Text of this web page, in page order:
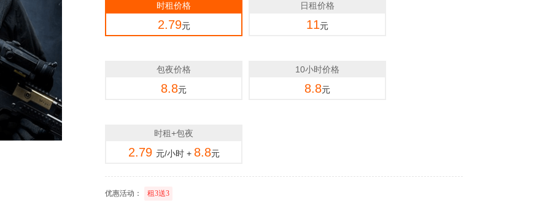
时租价格
2.79元
日租价格
11元
包夜价格
8.8元
10小时价格
8.8元
时租+包夜
2.79 元/小时 + 8.8元
优惠活动： 租3送3